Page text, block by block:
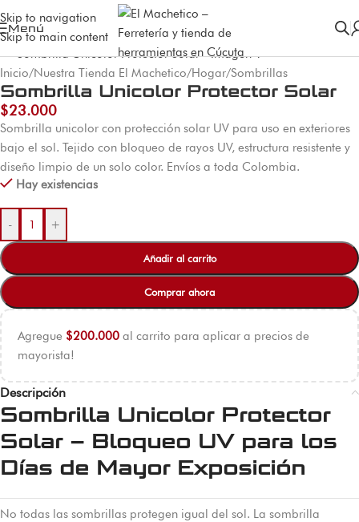
Skip to navigation
Skip to main content
Menú
Inicio/Nuestra Tienda El Machetico/Hogar/Sombrillas
Sombrilla Unicolor Protector Solar
$23.000
Sombrilla unicolor con protección solar UV para uso en exteriores
bajo el sol. Tejido con bloqueo de rayos UV, estructura resistente y
diseño limpio de un solo color. Envíos a toda Colombia.
Hay existencias
- +
Añadir al carrito
Comprar ahora
Agregue $200.000 al carrito para aplicar a precios de
mayorista!
Descripción
Sombrilla Unicolor Protector
Solar – Bloqueo UV para los
Días de Mayor Exposición
No todas las sombrillas protegen igual del sol. La sombrilla